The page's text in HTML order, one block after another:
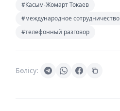
#Касым-Жомарт Токаев
#международное сотрудничество
#телефонный разговор
Бөлісу: